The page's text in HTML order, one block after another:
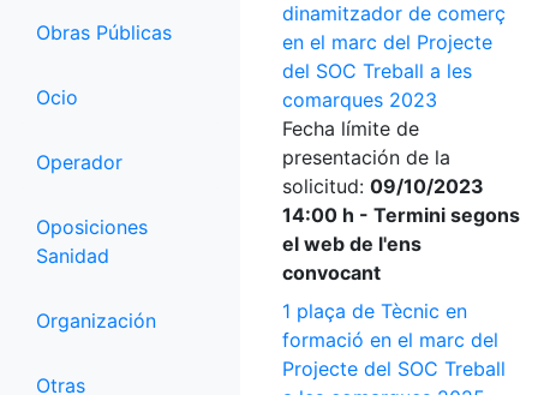
Obras Públicas
Ocio
Operador
Oposiciones
Sanidad
Organización
Otras
dinamitzador de comerç
en el marc del Projecte
del SOC Treball a les
comarques 2023
Fecha límite de
presentación de la
solicitud: 09/10/2023
14:00 h - Termini segons
el web de l'ens
convocant
1 plaça de Tècnic en
formació en el marc del
Projecte del SOC Treball